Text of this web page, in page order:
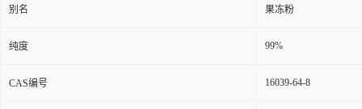
别名 果冻粉
纯度 99%
CAS编号 16039-64-8